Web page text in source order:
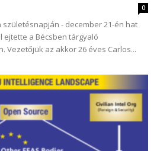
0
- december 21-én hat
a Bécsben tárgyaló
Vezetőjük az akkor 26 éves Carlos...